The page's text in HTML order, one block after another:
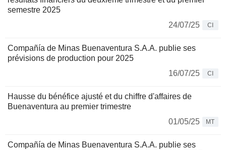
semestre 2025
24/07/25
CI
Compañía de Minas Buenaventura S.A.A. publie ses
prévisions de production pour 2025
16/07/25
CI
Hausse du bénéfice ajusté et du chiffre d'affaires de
Buenaventura au premier trimestre
01/05/25
MT
Compañía de Minas Buenaventura S.A.A. publie ses